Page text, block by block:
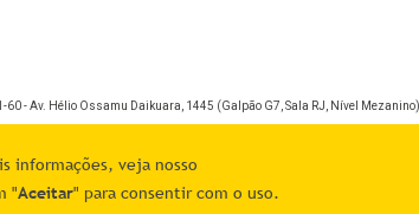
informações, veja nosso
"Aceitar" para consentir com o uso.
- Av. Hélio Ossamu Daikuara, 1445 (Galpão G7, Sala RJ, Nível